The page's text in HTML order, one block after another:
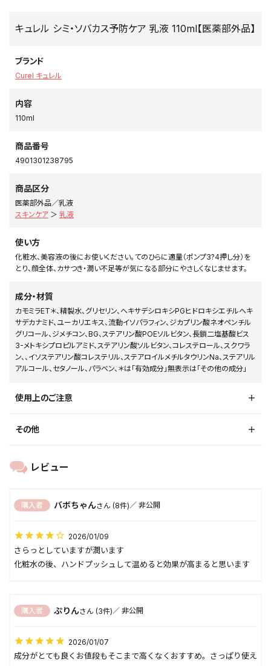
キュレル シミ・ソバカス予防ケア 乳液 110ml【医薬部外品】
ブランド
Curel キュレル
内容
110ml
商品番号
4901301238795
商品区分
医薬部外品／乳液
スキンケア ＞ 乳液
使い方
化粧水、美容液の後にお使いください。てのひらに適量（ポンプ3?4押し分）を
とり、顔全体、カサつき・潤い不足等が気になる部分にやさしくなじませます。
成分・材質
カモミラET＊、精製水、グリセリン、ヘキサデシロキシPGヒドロキシエチルヘキ
サデカナミド、ユーカリエキス、流動イソパラフィン、ジカプリン酸ネオペンチル
グリコール、ジメチコン、BG、ステアリン酸POEソルビタン、長鎖二塩基酸ビス
3-メトキシプロピルアミド、ステアリン酸ソルビタン、コレステロール、スクワラ
ン、、イソステアリン酸コレステリル、ステアロイルメチルタウリンNa、ステアリル
アルコール、セタノール、パラベン、＊は「有効成分」無表示は「その他の成分」
使用上のご注意
その他
バボちゃん 8
購入者 非公開
2026/01/09
さらっとしていますが潤います
化粧水の後、ハンドプッシュして温めると効果が高まると思います
ぷりん 3
購入者 非公開
2026/01/07
成分がとても良くお値段もそこまで高くなくおすすめ。さっぱり使え